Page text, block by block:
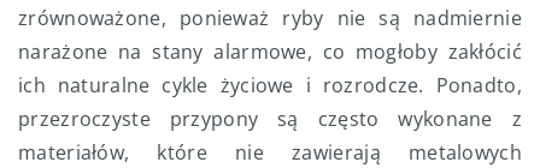
zrównoważone, ponieważ ryby nie są nadmiernie
narażone na stany alarmowe, co mogłoby zakłócić
ich naturalne cykle życiowe i rozrodcze. Ponadto,
przezroczyste przypony są często wykonane z
materiałów, które nie zawierają metalowych